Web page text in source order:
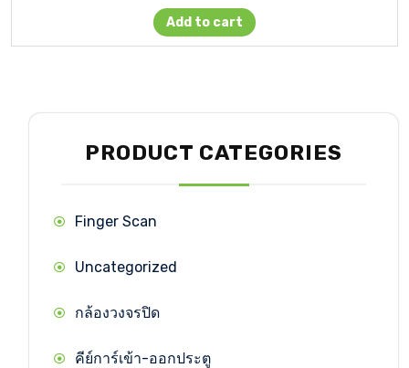
Add to cart
PRODUCT CATEGORIES
Finger Scan
Uncategorized
กล้องวงจรปิด
คีย์การ์เข้า-ออกประตู